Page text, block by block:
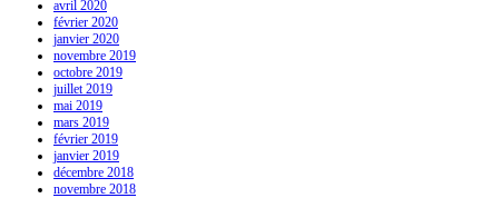
avril 2020
février 2020
janvier 2020
novembre 2019
octobre 2019
juillet 2019
mai 2019
mars 2019
février 2019
janvier 2019
décembre 2018
novembre 2018